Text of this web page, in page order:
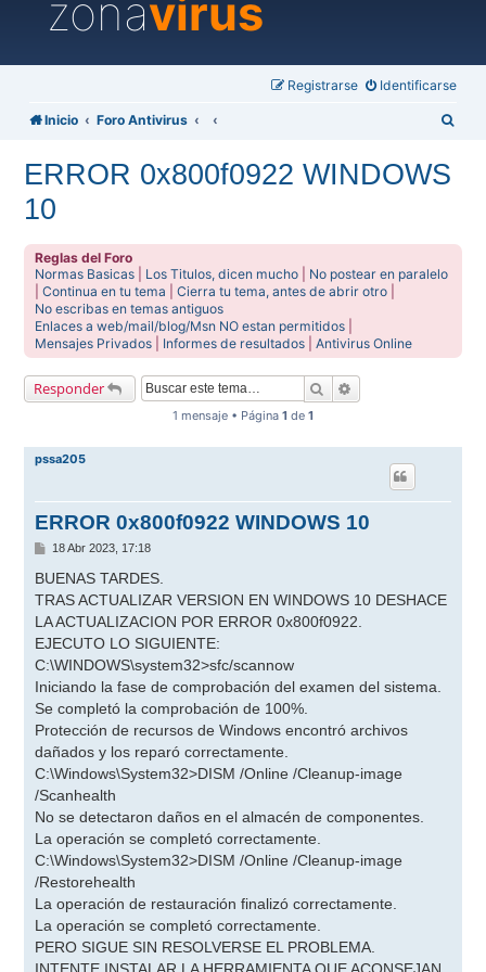
zonavirus
Identificarse
Registrarse
Inicio Foro Antivirus
ERROR 0x800f0922 WINDOWS
10
Reglas del Foro
Normas Basicas
Los Titulos, dicen mucho
No postear en paralelo
|Continua en tu tema |Cierra tu tema, antes de abrir otro
No escribas en temas antiguos
Enlaces a web/mail/blog/Msn NO estan permitidos
Mensajes Privados
Informes de resultados |Antivirus Online
Responder Buscar
1 mensaje • Página 1 de 1
pssa205
ERROR 0x800f0922 WINDOWS 10
M
n
a
j
e
18 Abr 2023, 17:18
BUENAS TARDES.
TRAS ACTUALIZAR VERSION EN WINDOWS 10 DESHACE
LA ACTUALIZACION POR ERROR 0x800f0922.
EJECUTO LO SIGUIENTE:
C:\WINDOWS\system32>sfc/scannow
Iniciando la fase de comprobación del examen del sistema.
Se completó la comprobación de 100%.
Protección de recursos de Windows encontró archivos
dañados y los reparó correctamente.
C:\Windows\System32>DISM /Online /Cleanup-image
/Scanhealth
No se detectaron daños en el almacén de componentes.
La operación se completó correctamente.
C:\Windows\System32>DISM /Online /Cleanup-image
/Restorehealth
La operación de restauración finalizó correctamente.
La operación se completó correctamente.
PERO SIGUE SIN RESOLVERSE EL PROBLEMA.